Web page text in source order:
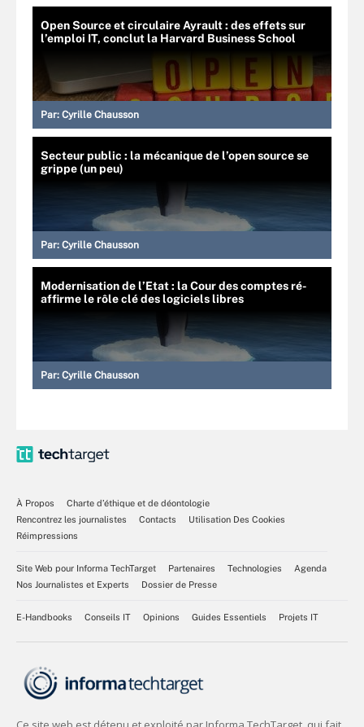
Open Source et circulaire Ayrault : des effets sur
l’emploi IT, conclut la Harvard Business School
Par: Cyrille Chausson
Secteur public : la mécanique de l’open source se
grippe (un peu)
Par: Cyrille Chausson
Modernisation de l’Etat : la Cour des comptes ré-
affirme le rôle clé des logiciels libres
Par: Cyrille Chausson
À Propos
Charte d’éthique et de déontologie
Rencontrez les journalistes
Contacts
Utilisation Des Cookies
Réimpressions
Site Web pour Informa TechTarget Partenaires Technologies
Agenda
Nos Journalistes et Experts
Dossier de Presse
E-Handbooks Conseils IT Opinions Guides Essentiels Projets IT